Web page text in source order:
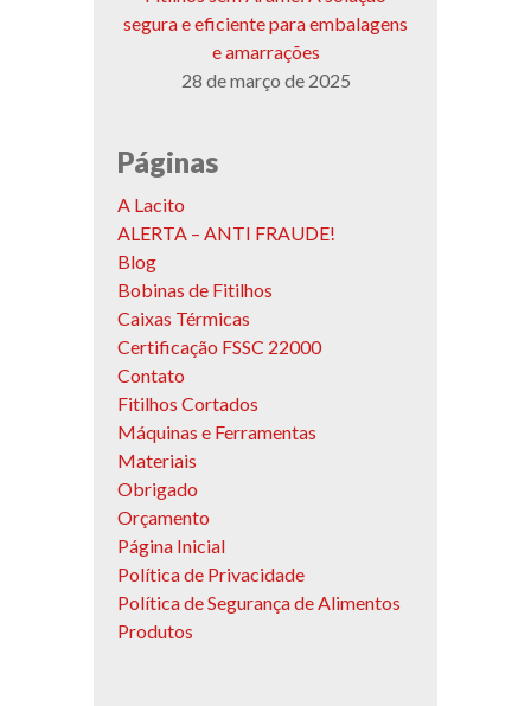
segura e eficiente para embalagens
e amarrações
28 de março de 2025
Páginas
A Lacito
ALERTA – ANTI FRAUDE!
Blog
Bobinas de Fitilhos
Caixas Térmicas
Certificação FSSC 22000
Contato
Fitilhos Cortados
Máquinas e Ferramentas
Materiais
Obrigado
Orçamento
Página Inicial
Política de Privacidade
Política de Segurança de Alimentos
Produtos